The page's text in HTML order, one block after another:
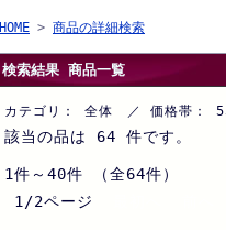
HOME > 商品の詳細検索
検索結果 商品一覧
カテゴリ： 全体 ／ 価格
該当の品は 64 件です。
1件～40件 （全64件）
1/2ページ